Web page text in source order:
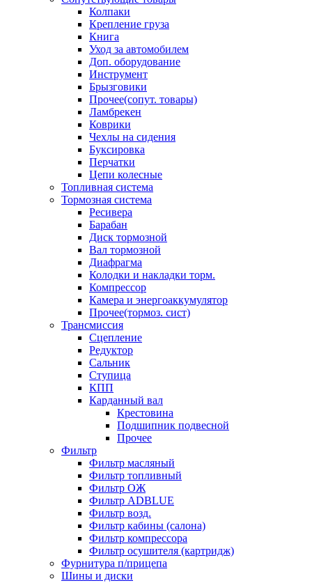
Колпаки
Крепление груза
Книга
Уход за автомобилем
Доп. оборудование
Инструмент
Брызговики
Прочее(сопут. товары)
Ламбрекен
Коврики
Чехлы на сидения
Буксировка
Перчатки
Цепи колесные
Топливная система
Тормозная система
Ресивера
Барабан
Диск тормозной
Вал тормозной
Диафрагма
Колодки и накладки торм.
Компрессор
Камера и энергоаккумулятор
Прочее(тормоз. сист)
Трансмиссия
Сцепление
Редуктор
Сальник
Ступица
КПП
Карданный вал
Крестовина
Подшипник подвесной
Прочее
Фильтр
Фильтр масляный
Фильтр топливный
Фильтр ОЖ
Фильтр ADBLUE
Фильтр возд.
Фильтр кабины (салона)
Фильтр компрессора
Фильтр осушителя (картридж)
Фурнитура п/прицепа
Шины и диски